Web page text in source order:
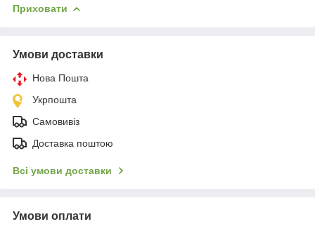
Приховати
Умови доставки
Нова Пошта
Укрпошта
Самовивіз
Доставка поштою
Всі умови доставки
Умови оплати